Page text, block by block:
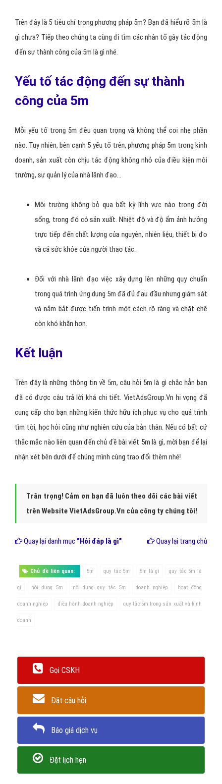
Trên đây là 5 tiêu chí trong phương pháp 5m? Bạn đã hiểu rõ 5m là
gì chưa? Tiếp theo chúng ta cùng đi tìm các nhân tố gây tác động
đến sự thành công của 5m là gì nhé.
Yếu tố tác động đến sự thành
công của 5m
Mỗi yếu tố trong 5m đều quan trọng và không thể coi nhẹ phần
nào. Tuy nhiên, bên cạnh 5 yếu tố trên, phương pháp 5m trong kinh
doanh, sản xuất còn chịu tác động không nhỏ của điều kiện môi
trường, sự quản lý của nhà lãnh đạo…
Môi trường không bỏ qua bất kỳ lĩnh vực nào trong đời
sống, trong đó có sản xuất. Nhiệt độ và độ ẩm ảnh hưởng
trực tiếp đến chất lượng của nguyên, nhiên liệu, thiết bị đo
và cả sức khỏe của người thao tác.
Đối với nhà lãnh đạo việc xây dựng lên những quy chuẩn
trong quá trình ứng dụng 5m đã đủ đau đầu nhưng giám sát
và nắm bắt được tiến trình một cách rõ ràng và chặt chẽ
còn khó khăn hơn.
Kết luận
Trên đây là những thông tin về 5m, câu hỏi 5m là gì chắc hẳn bạn
đã có được câu trả lời khá chi tiết. VietAdsGroup.Vn hi vọng đã
cung cấp cho bạn những kiến thức hữu ích phục vụ cho quá trình
tìm tòi, học hỏi cũng như nghiên cứu của bản thân. Nếu có bất cứ
thắc mắc nào liên quan đến chủ đề bài viết 5m là gì, mời bạn để lại
nhận xét bên dưới để chúng mình cùng trao đổi thêm nhé!
Trân trọng! Cảm ơn bạn đã luôn theo dõi các bài viết
trên Website VietAdsGroup.Vn của công ty chúng tôi!
Quay lại danh mục "Hỏi đáp là gì" Quay lại trang chủ
Chủ đề liên quan: 5m quy tắc 5m 5m là gì quy tắc 5m là
gì nội dung 5m nội dung quy tắc 5m doanh nghiệp hoạt động
doanh nghiệp điều hành doanh nghiệp quy tắc 5m trong sản xuất và kinh
doanh
Gọi CSKH
Đặt câu hỏi
Báo giá dịch vụ
Đặt lịch hẹn